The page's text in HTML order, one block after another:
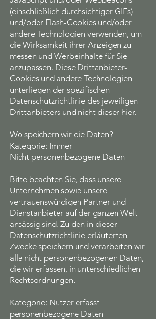
(einschließlich durchsichtiger GIFs)
und/oder Flash-Cookies und/oder
andere Technologien verwenden, um
die Wirksamkeit ihrer Anzeigen zu
messen und Werbeinhalte für Sie
anzupassen. Diese Drittanbieter-
Cookies und andere Technologien
unterliegen der spezifischen
Datenschutzrichtlinie des jeweiligen
Drittanbieters und nicht dieser hier.
Wo speichern wir die Daten?
Kategorie: Immer
Nicht personenbezogene Daten
Bitte beachten Sie, dass unsere
Unternehmen sowie unsere
vertrauenswürdigen Partner und
Dienstanbieter auf der ganzen Welt
ansässig sind. Zu den in dieser
Datenschutzrichtlinie erläuterten
Zwecke speichern und verarbeiten wir
alle nicht personenbezogenen Daten,
die wir erfassen, in unterschiedlichen
Rechtsordnungen.
Kategorie: Nutzer erfasst
personenbezogene Daten